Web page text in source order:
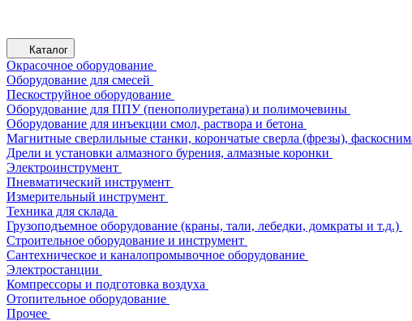
Каталог
Окрасочное оборудование
Оборудование для смесей
Пескоструйное оборудование
Оборудование для ППУ (пенополиуретана) и полимочевины
Оборудование для инъекции смол, раствора и бетона
Магнитные сверлильные станки, корончатые сверла (фрезы),
Дрели и установки алмазного бурения, алмазные коронки
Электроинструмент
Пневматический инструмент
Измерительный инструмент
Техника для склада
Грузоподъемное оборудование (краны, тали, лебедки, домкраты и т.д.)
Строительное оборудование и инструмент
Сантехническое и каналопромывочное оборудование
Электростанции
Компрессоры и подготовка воздуха
Отопительное оборудование
Прочее